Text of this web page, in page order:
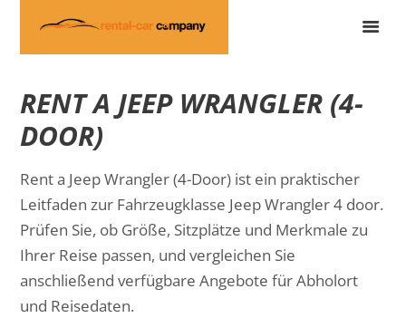
RENT A JEEP WRANGLER (4-
DOOR)
Rent a Jeep Wrangler (4-Door) ist ein praktischer
Leitfaden zur Fahrzeugklasse Jeep Wrangler 4 door.
Prüfen Sie, ob Größe, Sitzplätze und Merkmale zu
Ihrer Reise passen, und vergleichen Sie
anschließend verfügbare Angebote für Abholort
und Reisedaten.